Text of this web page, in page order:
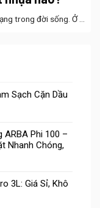
trong đời sống. Ở ...
Sạch Cặn Dầu
ARBA Phi 100 –
Nhanh Chóng,
3L: Giá Sỉ, Khô